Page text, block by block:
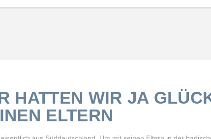
HATTEN WIR JA
ELTERN